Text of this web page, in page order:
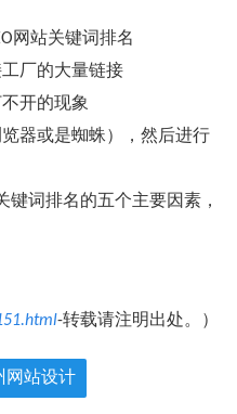
网站关键词排名
厂的大量链接
开的现象
器或是蜘蛛），然后进行
词排名的五个主要因素，
-转载请注明出处。）
网站设计